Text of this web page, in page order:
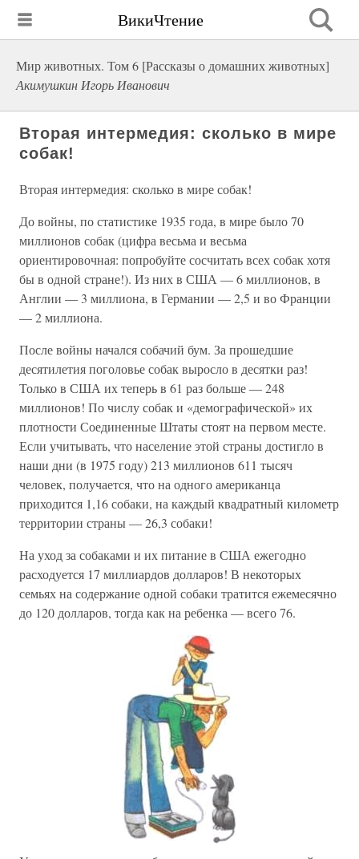
ВикиЧтение
Мир животных. Том 6 [Рассказы о домашних животных]
Акимушкин Игорь Иванович
Вторая интермедия: сколько в мире
собак!
Вторая интермедия: сколько в мире собак!
До войны, по статистике 1935 года, в мире было 70
миллионов собак (цифра весьма и весьма
ориентировочная: попробуйте сосчитать всех собак хотя
бы в одной стране!). Из них в США — 6 миллионов, в
Англии — 3 миллиона, в Германии — 2,5 и во Франции
— 2 миллиона.
После войны начался собачий бум. За прошедшие
десятилетия поголовье собак выросло в десятки раз!
Только в США их теперь в 61 раз больше — 248
миллионов! По числу собак и «демографической» их
плотности Соединенные Штаты стоят на первом месте.
Если учитывать, что население этой страны достигло в
наши дни (в 1975 году) 213 миллионов 611 тысяч
человек, получается, что на одного американца
приходится 1,16 собаки, на каждый квадратный километр
территории страны — 26,3 собаки!
На уход за собаками и их питание в США ежегодно
расходуется 17 миллиардов долларов! В некоторых
семьях на содержание одной собаки тратится ежемесячно
до 120 долларов, тогда как на ребенка — всего 76.